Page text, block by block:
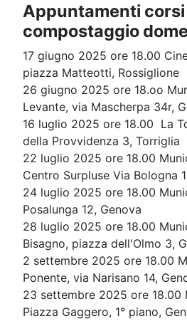
Appuntamenti corsi
compostaggio
17 giugno 2025 ore 18.00
piazza Matteotti, Rossiglione
26 giugno 2025 ore 18.oo
Levante, via Mascherpa 34r,
16 luglio 2025 ore 18.00 La
della Provvidenza 3, Torriglia
22 luglio 2025 ore 18.00
Centro Surpluse Via Bologna
24 luglio 2025 ore 18.00
Posalunga 12, Genova
28 luglio 2025 ore 18.00
Bisagno, piazza dell'Olmo 3,
2 settembre 2025 ore 18.00
Ponente, via Narisano 14,
23 settembre 2025 ore 18.00
Piazza Gaggero, 1° piano,